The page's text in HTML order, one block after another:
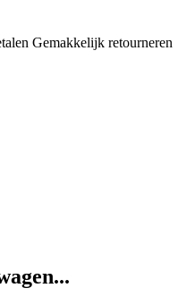
Gemakkelijk retourneren